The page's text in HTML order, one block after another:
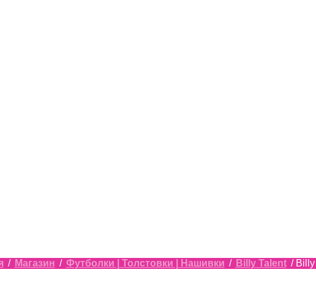
/ Магазин / Футболки | Толстовки | Нашивки / Billy Talent / Billy